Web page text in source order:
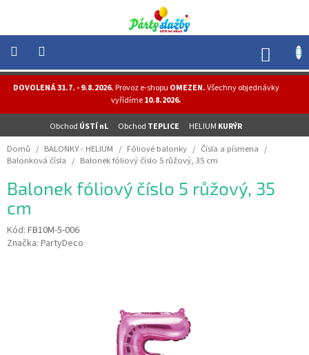
obsah
DOVOLENÁ 31.7. - 9.8.2026.Provoz e-shopu OMEZEN.Všechny objednávky
vyřídíme10.8.2026.
Obchod ÚSTÍ nL Obchod TEPLICE HELIUM KURÝR
NOVINKY
HELIUM
-
OSLAVY
MASKY
-
KOSTÝMY
Domů / BALONKY - HELIUM / Fóliové balonky / Čísla a písmena /
Balonková čísla / Balonek fóliový číslo 5 růžový, 35 cm
Balonek fóliový číslo 5 růžový, 35
cm
Kód: FB10M-5-006
Značka: PartyDeco